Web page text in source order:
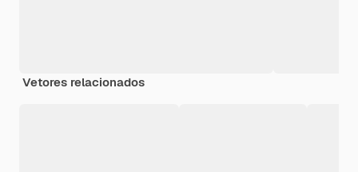
Vetores relacionados